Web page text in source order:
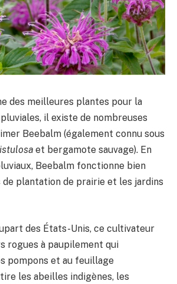
des meilleures plantes pour la
il existe de nombreuses
Beebalm (également connu sous
et bergamote sauvage). En
Beebalm fonctionne bien
de plantation de prairie et les jardins
des États-Unis, ce cultivateur
rogues à paupilement qui
pompons et au feuillage
les abeilles indigènes, les